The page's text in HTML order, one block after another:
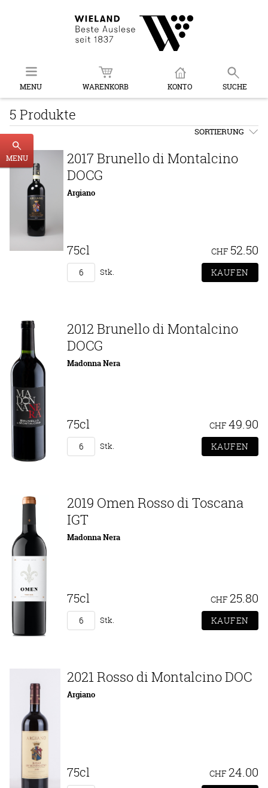
MENU WARENKORB KONTO SUCHE
MENU
5 Produkte
SORTIERUNG
2017 Brunello di Montalcino
DOCG
Argiano
75cl CHF 52.50
Stk.
2012 Brunello di Montalcino
DOCG
Madonna Nera
75cl CHF 49.90
Stk.
2019 Omen Rosso di Toscana
IGT
Madonna Nera
75cl CHF 25.80
Stk.
2021 Rosso di Montalcino DOC
Argiano
75cl CHF 24.00